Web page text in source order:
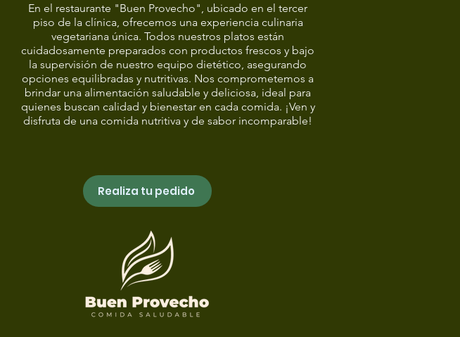
En el restaurante "Buen Provecho", ubicado en el tercer
piso de la clínica, ofrecemos una experiencia culinaria
vegetariana única. Todos nuestros platos están
cuidadosamente preparados con productos frescos y bajo
la supervisión de nuestro equipo dietético, asegurando
opciones equilibradas y nutritivas. Nos comprometemos a
brindar una alimentación saludable y deliciosa, ideal para
quienes buscan calidad y bienestar en cada comida. ¡Ven y
disfruta de una comida nutritiva y de sabor incomparable!
Realiza tu pedido